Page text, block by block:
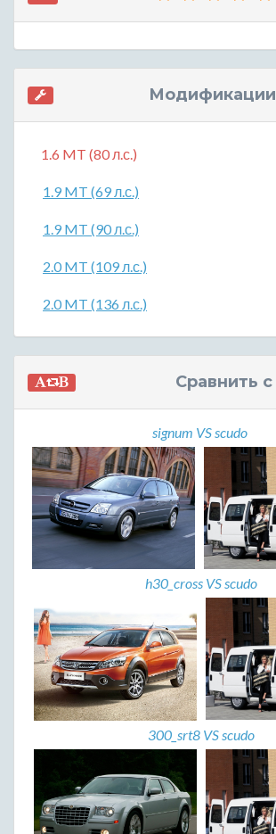
Модификации
1.6 MT (80 л.с.)
1.9 MT (69 л.с.)
1.9 MT (90 л.с.)
2.0 MT (109 л.с.)
2.0 MT (136 л.с.)
Сравнить с
signum VS scudo
h30_cross VS scudo
300_srt8 VS scudo